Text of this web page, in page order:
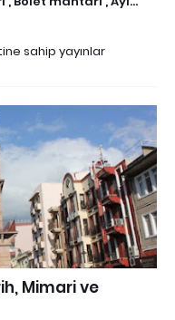
sahip yayınlar
Mimari ve